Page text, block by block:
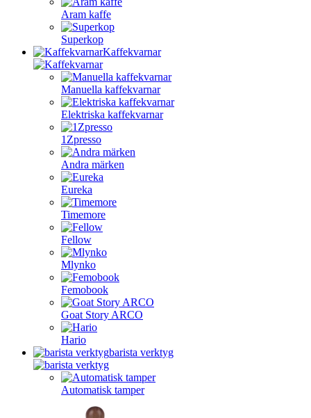
Aram kaffe
Superkop
Kaffekvarnar
Manuella kaffekvarnar
Elektriska kaffekvarnar
1Zpresso
Andra märken
Eureka
Timemore
Fellow
Mlynko
Femobook
Goat Story ARCO
Hario
barista verktyg
Automatisk tamper